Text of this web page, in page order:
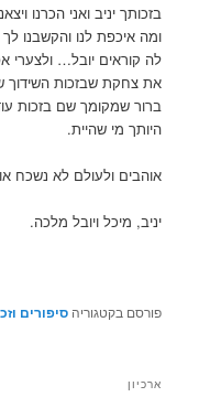
בזכותך יניב ואני הכרנו
ומה איכפת לנו והקשבנו
לה קוראים יובל… ולצערי
את צחקת שבזכות השידוך
ברור שמקומך שם בזכות
היותך מי שהיית.
אוהבים ולעולם לא נשכח
יניב, מיכל ויובל מלכה.
פורסם בקטגוריה סיפורים
ארכיון